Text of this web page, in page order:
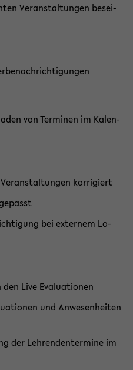
Ver­an­stal­tun­gen be­sei­
von Ter­mi­nen im Ka­len­
kor­ri­giert
bei ex­ter­nem Lo­
Live Eva­lua­tio­nen
und An­we­sen­hei­ten
der Leh­ren­den­ter­mi­ne im